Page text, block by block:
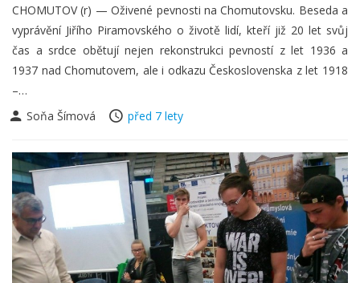
CHOMUTOV (r) — Oživené pevnosti na Chomutovsku. Beseda a
vyprávění Jiřího Piramovského o životě lidí, kteří již 20 let svůj
čas a srdce obětují nejen rekonstrukci pevností z let 1936 a
1937 nad Chomutovem, ale i odkazu Československa z let 1918
–…
Soňa Šímová
před 7 lety